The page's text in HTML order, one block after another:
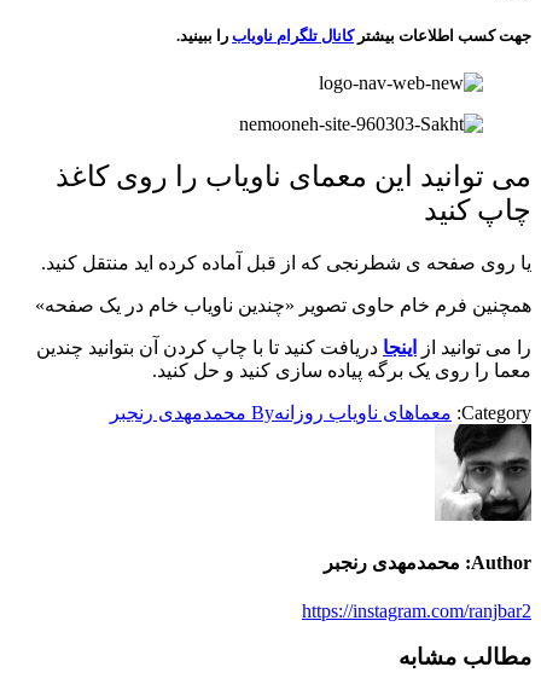
جهت کسب اطلاعات بیشترکانال تلگرام ناویاب را ببینید.
می توانید این معمای ناویاب را روی کاغذ
چاپ کنید
یا روی صفحه ی شطرنجی که از قبل آماده کرده اید منتقل کنید.
همچنین فرم خام حاوی تصویر «چندین ناویاب خام در یک صفحه»
را می توانید از اینجا دریافت کنید تا با چاپ کردن آن بتوانید چندین
معما را روی یک برگه پیاده سازی کنید و حل کنید.
Category: معماهای ناویاب روزانهBy محمدمهدی رنجبر
Author: محمدمهدی رنجبر
https://instagram.com/ranjbar2
مطالب مشابه